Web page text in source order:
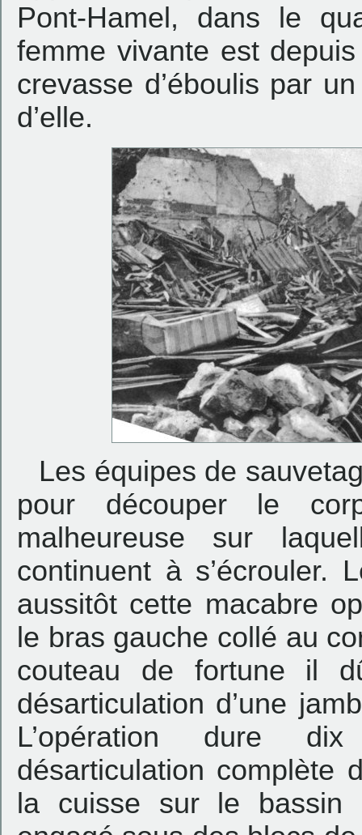
Pont-Hamel, dans le
femme vivante est
crevasse d’éboulis par
d’elle.
Les équipes de
pour découper le
malheureuse sur
continuent à s’écrouler.
aussitôt cette macabre
le bras gauche collé au
couteau de fortune il
désarticulation d’une
L’opération dure
désarticulation complète
la cuisse sur le